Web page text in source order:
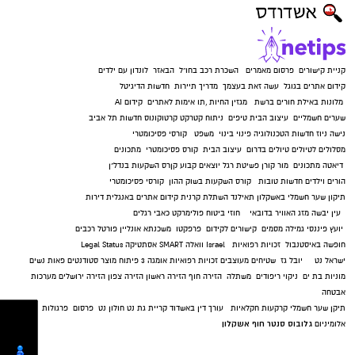
קבלה פיזית או חשבונית שנשלחת בדרך אחרת,
ניתן לצלם אותה ולשלוח אותה דרך הוואטסאפ
למערכת. כך גם מסמכים שנמצאים בדרך כלל מחוץ
לתיבת המייל יכולים להיכנס לאותו תהליך מסודר.
ריכוז החשבוניות במקום אחד גם מאפשר להבין
טוב יותר מה כבר נאסף במהלך החודש. במקום
לנסות לזכור אילו ספקים כבר שלחו חשבונית ואילו
מסמכים עדיין חסרים, ניתן לעבוד מתוך מערכת
שמרכזת את המידע בצורה ברורה.
כיצד פועלת מערכת ניהול חשבוניות מתקדמת
מערכת מתקדמת לאיסוף חשבוניות לא מסתפקת
בשמירת קובצי PDF. אחד החלקים החשובים
הבנת סוגי המצברים הנפוצים בשוק
מצברי עופרת-חומצה הם הסוג הנפוץ ביותר
ברכבים פרטיים וקלים. הם מציעים איזון טוב בין
עלות לביצועים ומתאימים לרוב הדגמים
קניית קישורים פרסום מאמרים השכרת רכב בחו"ל הבאזר לונדון עם ילדים
קידום אתרים בגוגל עשה זאת בעצמך מדריך תיירות חדשות הדיגיטל
מלונות באילת חורים ברשת מגזין החיות ,תו אימות לאתרים קידום AI
שערים חשמליים עיצוב הבית טיפים ניתוח קטרקט קרטוקונוס חדשות תל אביב
נישה ניוז חדשות הטכנולוגיה פינוי בינוי משפט
קורסי פסיכומטרי
מסלולים לטיולים טיולים בדרום עיצוב הבית קורס פסיכומטרי מתכונים
דיאטה מתכונים מור קורן פשיטת רגל יוצאים קבוע קןרס השקעות בנדל"ן
הורים וילדים חדשות טובות קורס השקעות בשוק ההון קורסי פסיכומטרי
תיקון שער חשמלי באשקלון תאילנד השתלת קרנית קידום אתרים באנגלית דירות
עין יבשה מזג האוויר בדובאי חוזי ביטוח פולימרקט כאבי רגלים
יועץ פיננסי גמילה מסמים קישורים לקידום פרפקטו משכנתא אונליין פורטל רכבים
חופשה באיסטנבול זכויות רפואיות Israel וואלה SMART אסתטיקה Legal Status
ישראל נט
יובל גז שטיחים מעוצבים זכויות רפואיות אומגה 3 פיתוח מוצר סטודנטים פאות נשים
מוניות בת ים ניקוי ריפודים משתלה הזירה חוף הזירה ראשון הזירה צפון הזירה ירושלים מערכות
אבטחה
תיקן שער חשמלי קרקעות חקלאיות עורך דין באשדוד קריית גת נט חולון נט פרסום פרגולות
אלומיניום גלובוס סנטר חוף אשקלון